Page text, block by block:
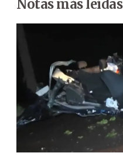
Notas más leídas